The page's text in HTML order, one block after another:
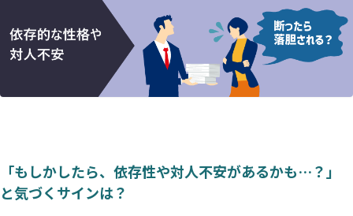
「もしかしたら、依存性や対人不安があるかも…？」
と気づくサインは？